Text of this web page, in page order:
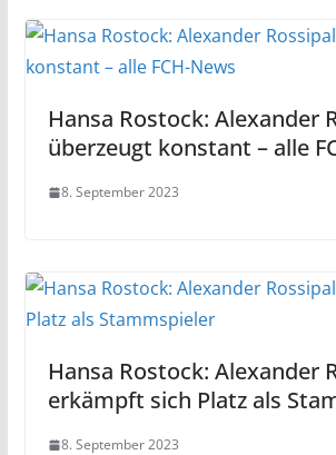
Hansa Rostock: Alexander
überzeugt konstant – alle
8. September 2023
Hansa Rostock: Alexander
erkämpft sich Platz als
8. September 2023